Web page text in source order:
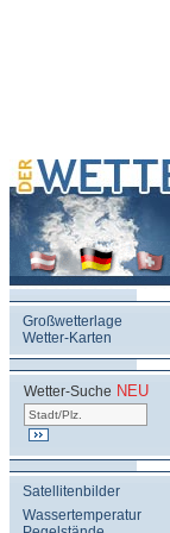
Großwetterlage
Wetter-Karten
Wetter-Suche NEU
Satellitenbilder
Wassertemperatur